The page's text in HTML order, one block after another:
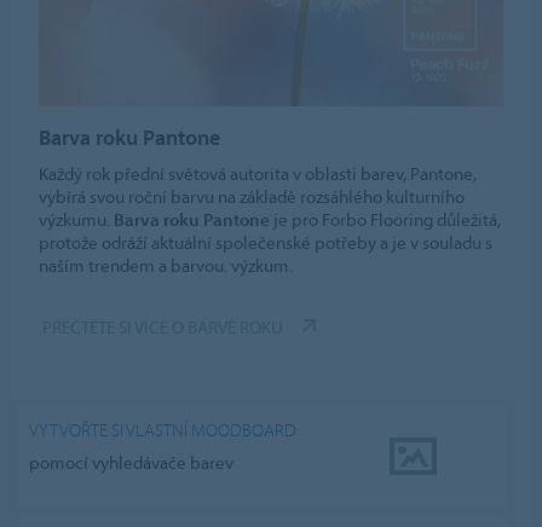
Barva roku Pantone
Každý rok přední světová autorita v oblasti barev, Pantone,
vybírá svou roční barvu na základě rozsáhlého kulturního
výzkumu. Barva roku Pantone je pro Forbo Flooring důležitá,
protože odráží aktuální společenské potřeby a je v souladu s
naším trendem a barvou. výzkum.
VYTVOŘTE SI VLASTNÍ MOODBOARD
pomocí vyhledávače barev